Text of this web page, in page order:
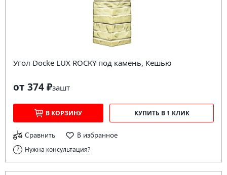
Угол Docke LUX ROCKY под камень, Кешью
от 374 ₽зашт
В КОРЗИНУ КУПИТЬ В 1 КЛИК
Сравнить В избранное
Нужна консультация?